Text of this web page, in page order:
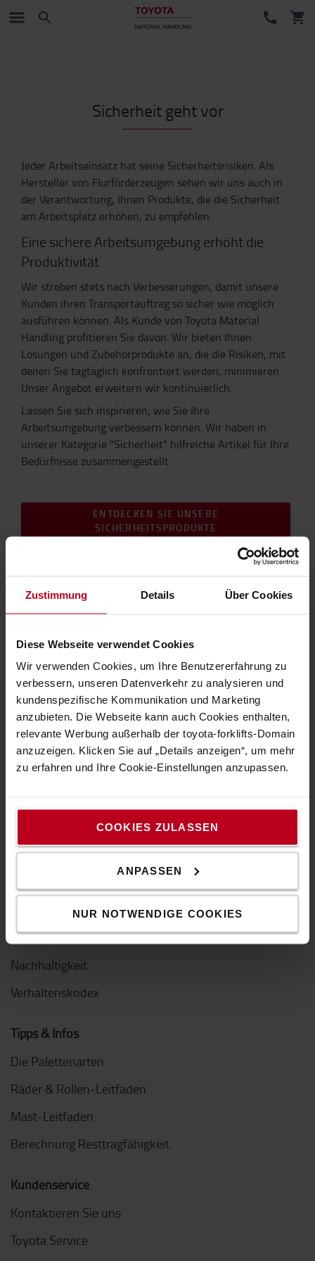
Zustimmung Details Über Cookies
Diese Webseite verwendet Cookies
Wir verwenden Cookies, um Ihre Benutzererfahrung zu
verbessern, unseren Datenverkehr zu analysieren und
kundenspezifische Kommunikation und Marketing
anzubieten. Die Webseite kann auch Cookies enthalten,
relevante Werbung außerhalb der toyota-forklifts-Domain
anzuzeigen. Klicken Sie auf „Details anzeigen“, um mehr
zu erfahren und Ihre Cookie-Einstellungen anzupassen.
COOKIES ZULASSEN
ANPASSEN
NUR NOTWENDIGE COOKIES
Sicherheit geht vor
Jeder Arbeitseinsatz hat seine Sicherheitsrisiken. Als
Hersteller von Flurförderzeugen sehen wir uns auch in
der Verantwortung, Ihnen Produkte, die die Sicherheit
am Arbeitsplatz erhöhen, zu empfehlen.
Eine sichere Arbeitsumgebung erhöht die
Produktivität
Wir streben stets nach Verbesserungen, damit unsere
Kunden ihren Transportauftrag so sicher wie möglich
ausführen können. Als Kunde von Toyota Material
Handling profitieren Sie davon. Wir bieten Ihnen
Lösungen und Zubehörprodukte an, die die Risiken, mit
denen Sie tagtäglich konfrontiert werden, minimieren.
Unser Angebot erweitern wir kontinuierlich.
Lassen Sie sich inspirieren, wie Sie Ihre
Arbeitsumgebung verbessern können. Wir haben in
unserer Kategorie "Sicherheit" hilfreiche Artikel für Ihre
Bedürfnisse zusammengestellt.
ENTDECKEN SIE UNSERE
SICHERHEITSPRODUKTE
Über Toyota
Karriere
Design von Toyota
Presse und News
Der Toyota Way
Toyota Produktionssystem (TPS)
Nachhaltigkeit
Verhaltenskodex
Tipps & Infos
Die Palettenarten
Räder & Rollen-Leitfaden
Mast-Leitfaden
Berechnung Resttragfähigkeit
Kundenservice
Kontaktieren Sie uns
Toyota Service